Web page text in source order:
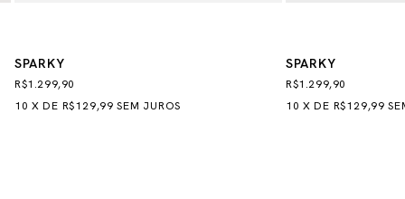
SPARKY
R$1.299,90
10 XDE R$129,99 SEM JUROS
SPARKY
R$1.299,90
10 XDE R$129,99